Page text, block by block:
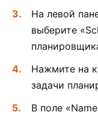
На левой
выберите
Нажмите на
задачи
В поле